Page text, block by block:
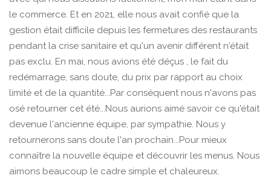
le commerce. Et en 2021, elle nous avait confié que la
gestion était difficile depuis les fermetures des restaurants
pendant la crise sanitaire et qu'un avenir différent n'était
pas exclu. En mai, nous avions été déçus , le fait du
redémarrage, sans doute, du prix par rapport au choix
limité et de la quantité...Par conséquent nous n'avons pas
osé retourner cet été...Nous aurions aimé savoir ce qu'était
devenue l'ancienne équipe, par sympathie. Nous y
retournerons sans doute l'an prochain...Pour mieux
connaître la nouvelle équipe et découvrir les menus. Nous
aimons beaucoup le cadre simple et chaleureux.